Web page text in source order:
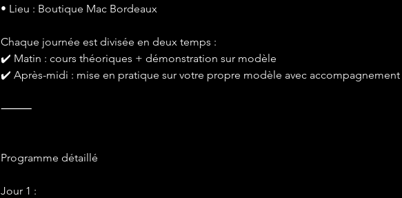
• Lieu : Boutique Mac Bordeaux
Chaque journée est divisée en deux temps :
✔️ Matin : cours théoriques + démonstration sur modèle
✔️ Après-midi : mise en pratique sur votre propre modèle avec accompagnement
⸻
Programme détaillé
Jour 1 :